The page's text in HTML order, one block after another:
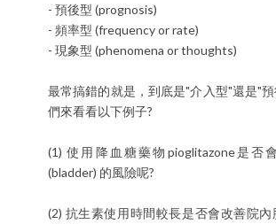
- 預後型 (prognosis)
- 頻率型 (frequency or rate)
- 現象型 (phenomena or thoughts)
最常搞錯的就是，到底是"介入型"還是"
們來看看以下例子?
(1) 使用降血糖藥物pioglitazone是否
(bladder) 的風險呢?
(2) 抗生素使用時間較長是否會改善院